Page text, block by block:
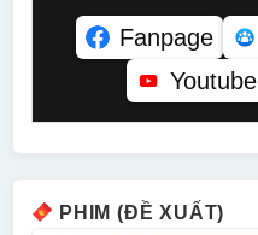
Fanpage
Youtube
PHIM (ĐỀ XUẤT)